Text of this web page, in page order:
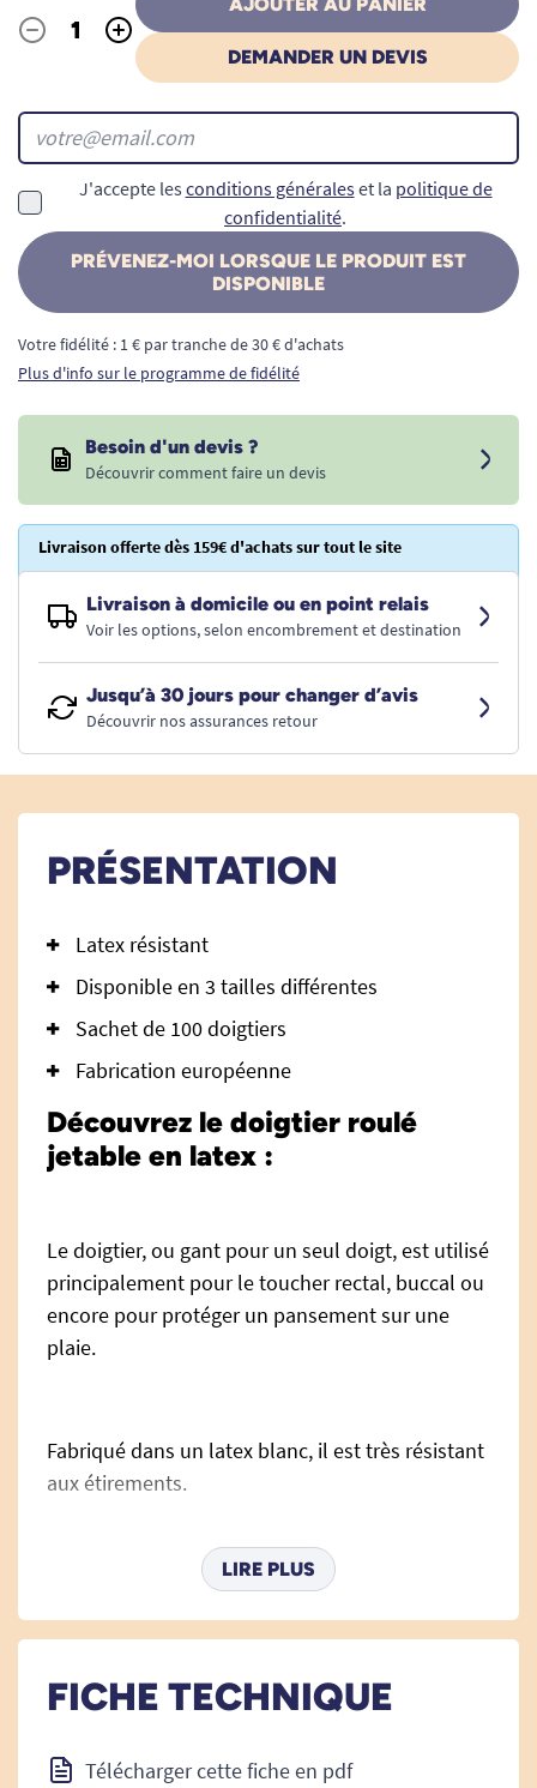
Quantité
- +
DEMANDER UN DEVIS
J'accepte les conditions généraleset la politique de
confidentialité.
PRÉVENEZ-MOI LORSQUE LE PRODUIT EST
DISPONIBLE
Votre fidélité : 1 € par tranche de 30 € d'achats
Plus d'info sur le programme de fidélité
Besoin d'un devis ?
Découvrir comment faire un devis
Livraison offerte dès 159€ d'achats sur tout le site
Livraison à domicile ou en point relais
Voir les options, selon encombrement et destination
Jusqu’à 30 jours pour changer d’avis
Découvrir nos assurances retour
PRÉSENTATION
Latex résistant
Disponible en 3 tailles différentes
Sachet de 100 doigtiers
Fabrication européenne
Découvrez le doigtier roulé
jetable en latex :
Le doigtier, ou gant pour un seul doigt, est utilisé
principalement pour le toucher rectal, buccal ou
encore pour protéger un pansement sur une
plaie.
Fabriqué dans un latex blanc, il est très résistant
aux étirements.
Livré dans un sachet de 100 doigtiers.
Vous pouvez retrouver tous les produits
ants d'examen
LIRE PLUS
FICHE TECHNIQUE
Télécharger cette fiche en pdf